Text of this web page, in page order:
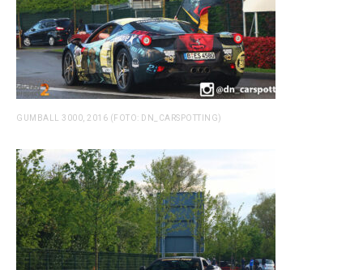
GUMBALL 3000, 2016 (FOTO: DN_CARSPOTTING)